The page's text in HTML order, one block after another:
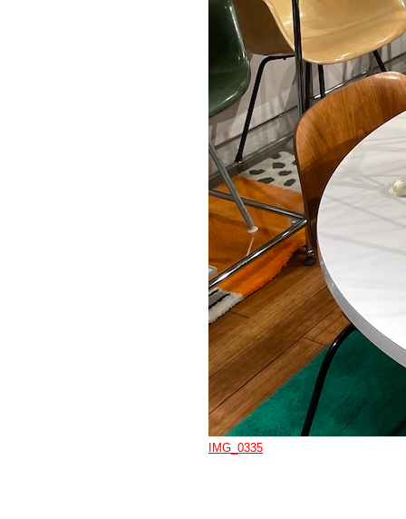
IMG_0335